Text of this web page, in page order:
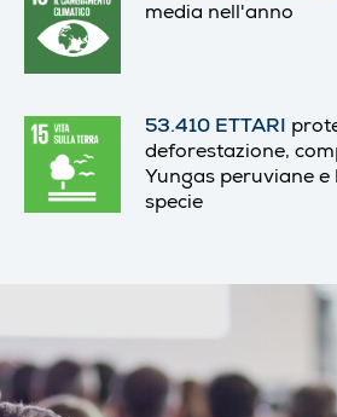
media nell'anno
53.410 ETTARI
deforestazione,
Yungas peruviane
specie